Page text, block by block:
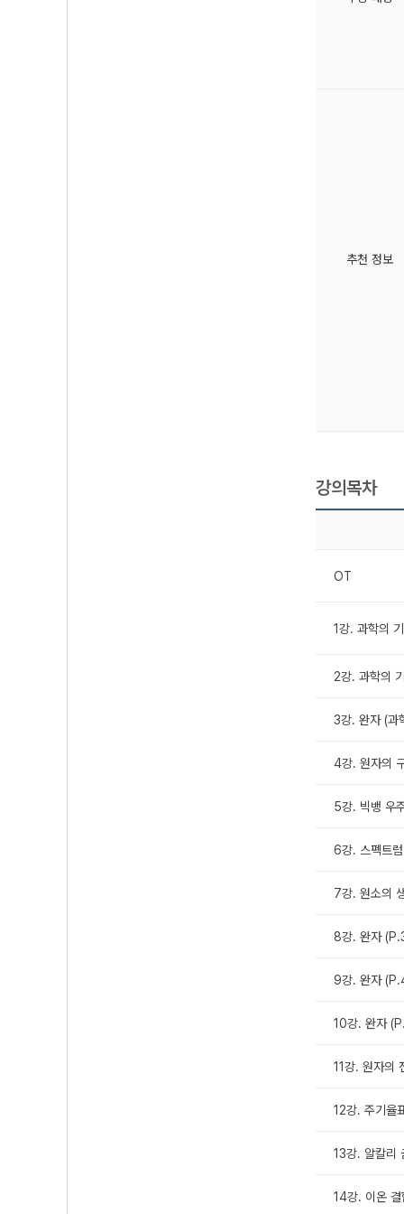
추천 정보
강의목차
OT
1강. 과학의
2강. 과학의
3강. 완자 (과
4강. 원자의
5강. 빅뱅 우
6강. 스펙트럼
7강. 원소의
8강. 완자
9강. 완자
10강. 완자
11강. 원자의
12강. 주기율
13강. 알칼리
14강. 이온 결